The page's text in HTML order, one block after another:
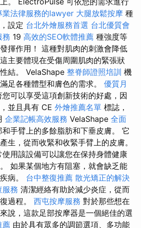
業法律服務的lawyer 大腿放鬆按摩 種
設定 台北外燴服務首選 台北優質會
務 19 高效的SEO軟體推薦 種強度等
揮作用！ 這種對肌肉的刺激會降低
主要體現在受傷周圍肌肉的緊張狀
結。 VelaShape 整脊師證照培訓 機
足各種體型和膚色的需求。 優質月
您可以享受這項創新技術的好處，因
並且具有 CE 外燴推薦名單 標誌，
企業記帳高效服務 VelaShape 全面
和手臂上的多餘脂肪和下垂皮膚。 它
生，從而收緊和收緊手臂上的皮膚。
使用該設備可以讓您在保持身體健康
如果某個地方有阻塞，就會缺乏能
病。 台中整復推薦 散光矯正的解決
服務 清潔經絡有助於減少炎症，從而
過程。 西屯按摩服務 對於那些想在
說，這款足部按摩器是一個絕佳的選
薦 由於具有眾多的調節選項、多功能